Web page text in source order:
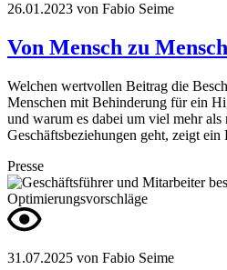
26.01.2023 von Fabio Seime
Von Mensch zu Mensch
Welchen wertvollen Beitrag die
Menschen mit Behinderung für ein
und warum es dabei um viel mehr
Geschäftsbeziehungen geht, zeigt
Presse
31.07.2025 von Fabio Seime